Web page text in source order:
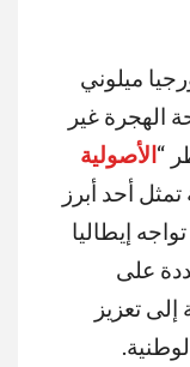
ميلوني
الهجرة غير
“الأصولية
أحد أبرز
إيطاليا
على
تعزيز